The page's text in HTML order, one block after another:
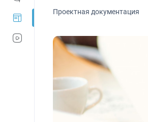
Проектная документация